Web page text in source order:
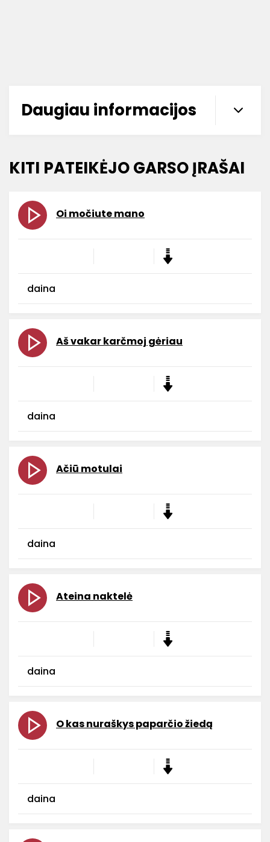
Daugiau informacijos
KITI PATEIKĖJO GARSO ĮRAŠAI
Oi močiute mano
daina
Aš vakar karčmoj gėriau
daina
Ačiū motulai
daina
Ateina naktelė
daina
O kas nuraškys paparčio žiedą
daina